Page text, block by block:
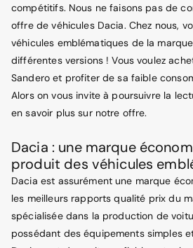
compétitifs. Nous ne faisons pas de
offre de véhicules Dacia. Chez nous,
véhicules emblématiques de la
différentes versions ! Vous voulez
Sandero et profiter de sa faible
Alors on vous invite à poursuivre la
en savoir plus sur notre offre.
Dacia : une marque
produit des véhicules
Dacia est assurément une marque
les meilleurs rapports qualité prix du
spécialisée dans la production de
possédant des équipements simples